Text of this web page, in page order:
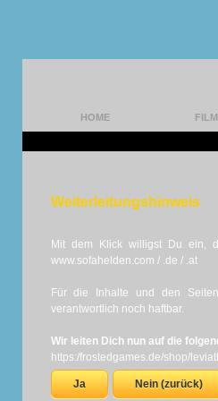
HOME
Weiterleitungshinweis
Mit dem Klick willigst Du ein,
www.sofahelden.com / .de / .at
Für die Inhalte und den
verantwortlich noch haftbar.
Wir leiten Dich nun auf die
https:/frostedgames.de/shop/
Ja Nein (zurück)